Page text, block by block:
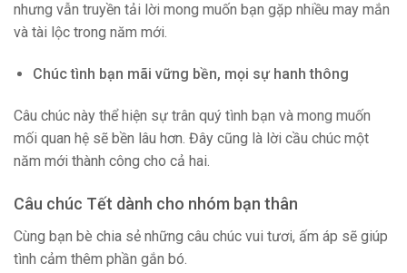
nhưng vẫn truyền tải lời mong muốn bạn gặp nhiều may mắn
và tài lộc trong năm mới.
Chúc tình bạn mãi vững bền, mọi sự hanh thông
Câu chúc này thể hiện sự trân quý tình bạn và mong muốn
mối quan hệ sẽ bền lâu hơn. Đây cũng là lời cầu chúc một
năm mới thành công cho cả hai.
Câu chúc Tết dành cho nhóm bạn thân
Cùng bạn bè chia sẻ những câu chúc vui tươi, ấm áp sẽ giúp
tình cảm thêm phần gắn bó.